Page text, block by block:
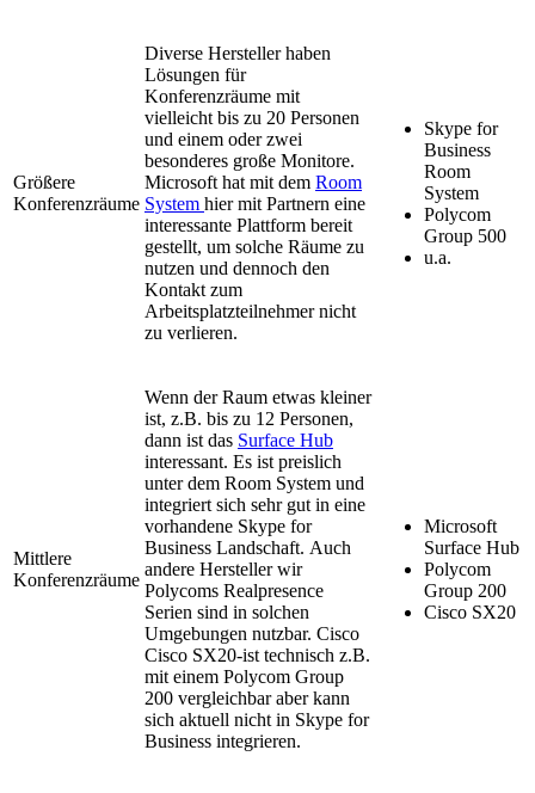
Größere
Konferenzräume
Diverse Hersteller haben
Lösungen für
Konferenzräume mit
vielleicht bis zu 20 Personen
und einem oder zwei
besonderes große Monitore.
Microsoft hat mit dem Room
System hier mit Partnern eine
interessante Plattform bereit
gestellt, um solche Räume zu
nutzen und dennoch den
Kontakt zum
Arbeitsplatzteilnehmer nicht
zu verlieren.
Skype for
Business
Room
System
Polycom
Group 500
u.a.
Mittlere
Konferenzräume
Wenn der Raum etwas kleiner
ist, z.B. bis zu 12 Personen,
dann ist das Surface Hub
interessant. Es ist preislich
unter dem Room System und
integriert sich sehr gut in eine
vorhandene Skype for
Business Landschaft. Auch
andere Hersteller wir
Polycoms Realpresence
Serien sind in solchen
Umgebungen nutzbar. Cisco
Cisco SX20-ist technisch z.B.
mit einem Polycom Group
200 vergleichbar aber kann
sich aktuell nicht in Skype for
Business integrieren.
Microsoft
Surface Hub
Polycom
Group 200
Cisco SX20